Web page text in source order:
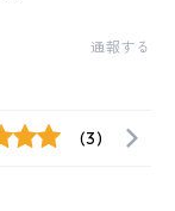
通報する
(3)